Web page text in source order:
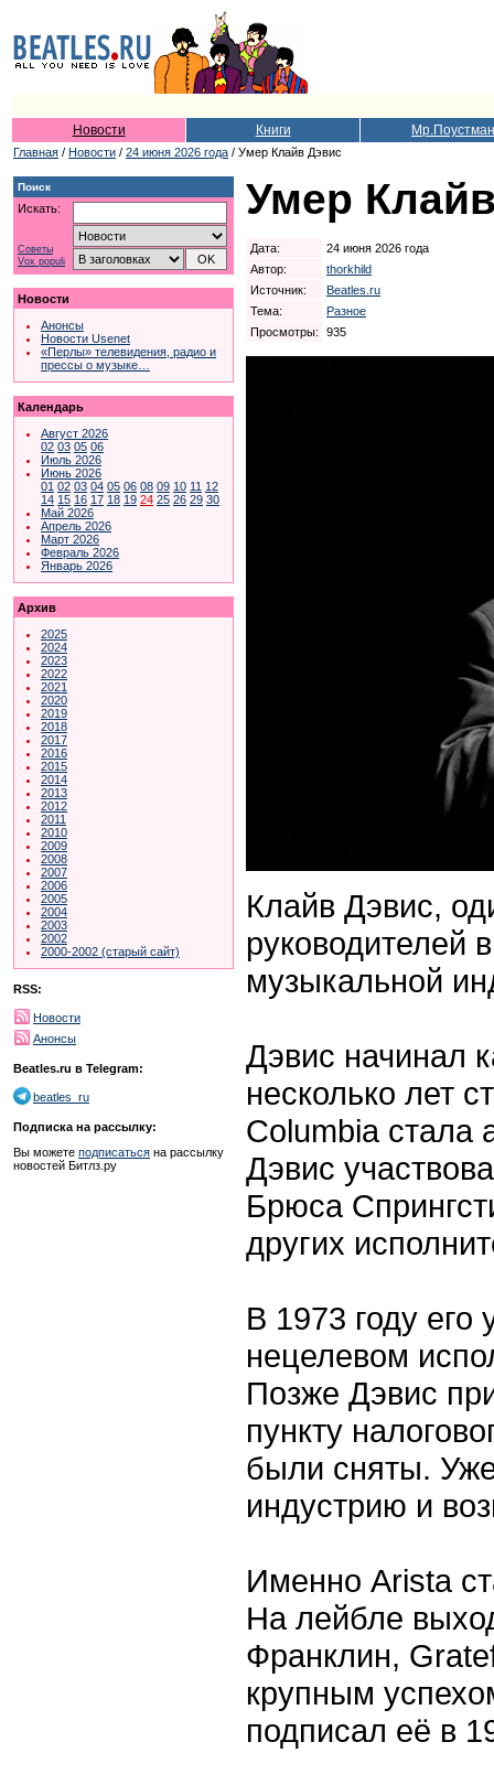
Новости Книги Мр.Поустман
Главная / Новости / 24 июня 2026 года / Умер Клайв Дэвис
Поиск
Искать:
Советы
Vox populi
Новости
Анонсы
Новости Usenet
«Перлы» телевидения, радио и
прессы о музыке…
Календарь
Август 2026
02 03 05 06
Июль 2026
Июнь 2026
01 02 03 04 05 06 08 09 10 11 12
14 15 16 17 18 19 24 25 26 29 30
Май 2026
Апрель 2026
Март 2026
Февраль 2026
Январь 2026
Архив
2025
2024
2023
2022
2021
2020
2019
2018
2017
2016
2015
2014
2013
2012
2011
2010
2009
2008
2007
2006
2005
2004
2003
2002
2000-2002 (старый сайт)
RSS:
Новости
Анонсы
Beatles.ru в Telegram:
beatles_ru
Подписка на рассылку:
Вы можете подписаться на рассылку
новостей Битлз.ру
Умер
Дата:
24 июня 2026 года
Автор:
thorkhild
Источник:
Beatles.ru
Тема:
Разное
Просмотры:
935
Клайв Дэвис,
руководителей
музыкальной
Дэвис начинал
несколько лет
Columbia стала
Дэвис
Брюса
других
В 1973 году его
нецелевом
Позже Дэвис
пункту
были сняты.
индустрию и
Именно Arista
На лейбле
Франклин,
крупным
подписал её в